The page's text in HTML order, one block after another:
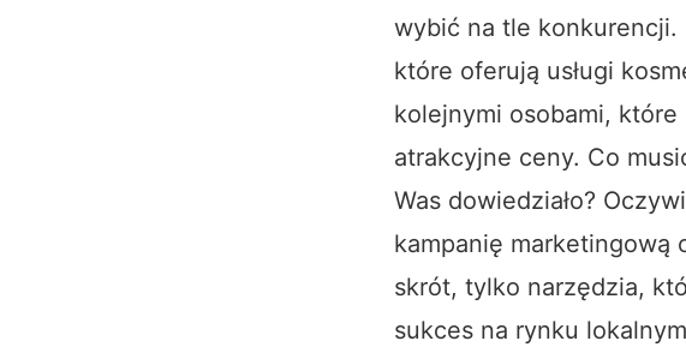
wybić na tle konkurencji.
które oferują usługi
kolejnymi osobami,
atrakcyjne ceny. Co
Was dowiedziało?
kampanię marketingową
skrót, tylko narzędzia,
sukces na rynku